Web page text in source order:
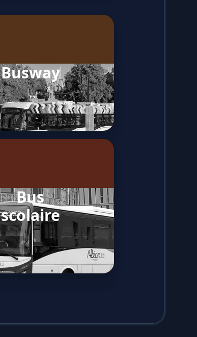
Busway
Bus
scolaire